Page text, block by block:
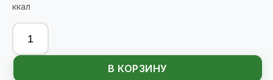
ккал
Количество
товара
Bombbar
Печенье
В КОРЗИНУ